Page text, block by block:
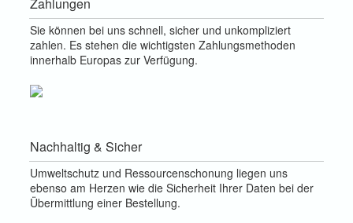
Sie können bei uns schnell, sicher und unkompliziert
zahlen. Es stehen die wichtigsten Zahlungsmethoden
innerhalb Europas zur Verfügung.
Nachhaltig & Sicher
Umweltschutz und Ressourcenschonung liegen uns
ebenso am Herzen wie die Sicherheit Ihrer Daten bei der
Übermittlung einer Bestellung.